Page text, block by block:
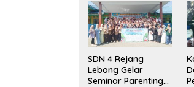
SDN 4 Rejang
Lebong Gelar
Seminar Parenting